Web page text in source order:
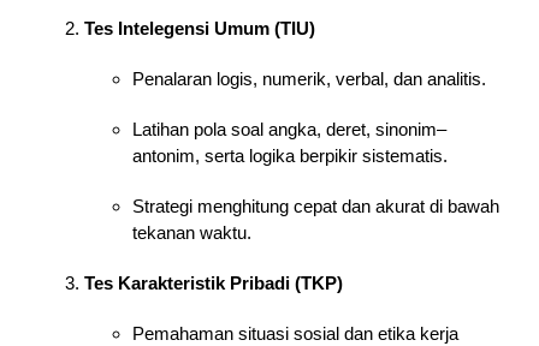
Tes Intelegensi Umum (TIU)
Penalaran logis, numerik, verbal, dan analitis.
Latihan pola soal angka, deret, sinonim–
antonim, serta logika berpikir sistematis.
Strategi menghitung cepat dan akurat di bawah
tekanan waktu.
Tes Karakteristik Pribadi (TKP)
Pemahaman situasi sosial dan etika kerja